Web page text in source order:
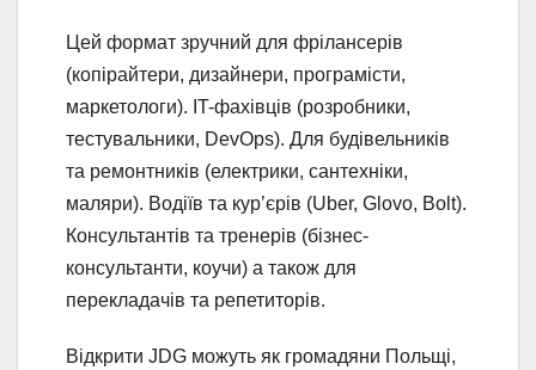
Цей формат зручний для фрілансерів
(копірайтери, дизайнери, програмісти,
маркетологи). IT-фахівців (розробники,
тестувальники, DevOps). Для будівельників
та ремонтників (електрики, сантехніки,
маляри). Водіїв та кур’єрів (Uber, Glovo, Bolt).
Консультантів та тренерів (бізнес-
консультанти, коучи) а також для
перекладачів та репетиторів.
Відкрити JDG можуть як громадяни Польщі,